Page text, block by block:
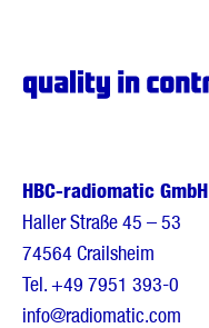
HBC-radiomatic GmbH
Haller Straße 45 – 53
74564 Crailsheim
Tel.+49 7951 393-0
info@radiomatic.com